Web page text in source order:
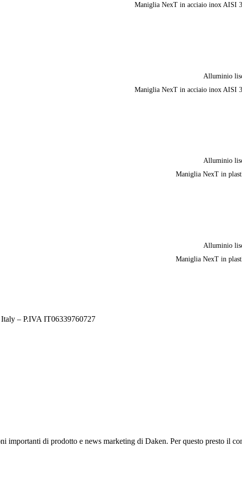
Maniglia NexT in acciaio inox AISI
Alluminio
Maniglia NexT in acciaio inox AISI
Alluminio
Maniglia NexT in
Alluminio
Maniglia NexT in
– P.IVA IT06339760727
importanti di prodotto e news marketing di Daken. Per questo presto il